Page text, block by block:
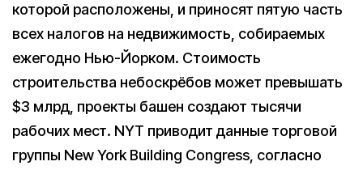
которой расположены, и приносят пятую часть
всех налогов на недвижимость, собираемых
ежегодно Нью-Йорком. Стоимость
строительства небоскрёбов может превышать
$3 млрд, проекты башен создают тысячи
рабочих мест. NYT приводит данные торговой
группы New York Building Congress, согласно